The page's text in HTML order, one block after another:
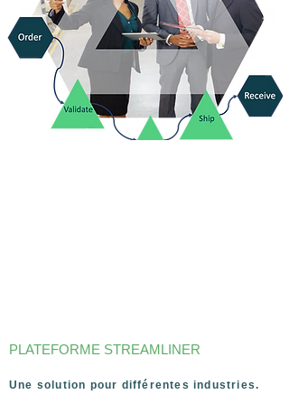
PLATEFORME STREAMLINER
Une solution pour différentes industries.